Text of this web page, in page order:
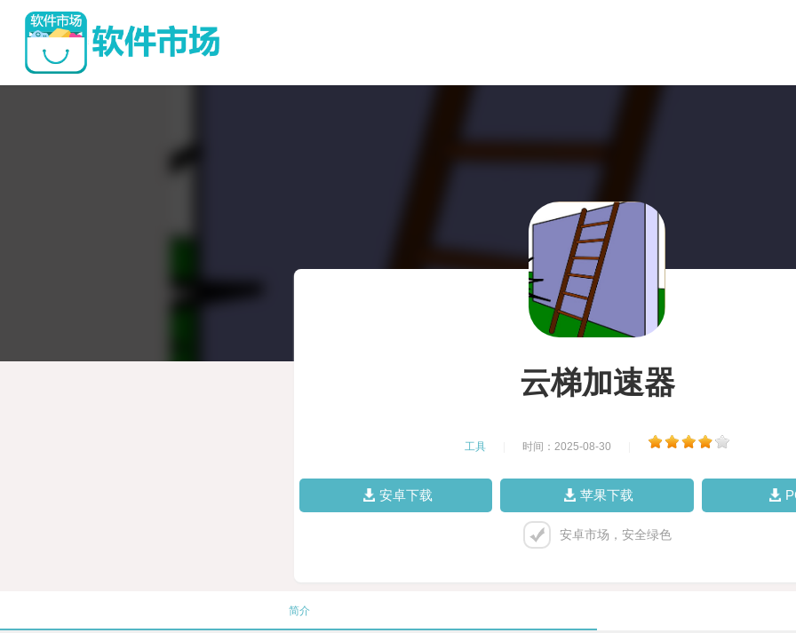
云梯加速器
工具 时间：2025-08-30
安卓下载 苹果下载
安卓市场，安全绿色
简介